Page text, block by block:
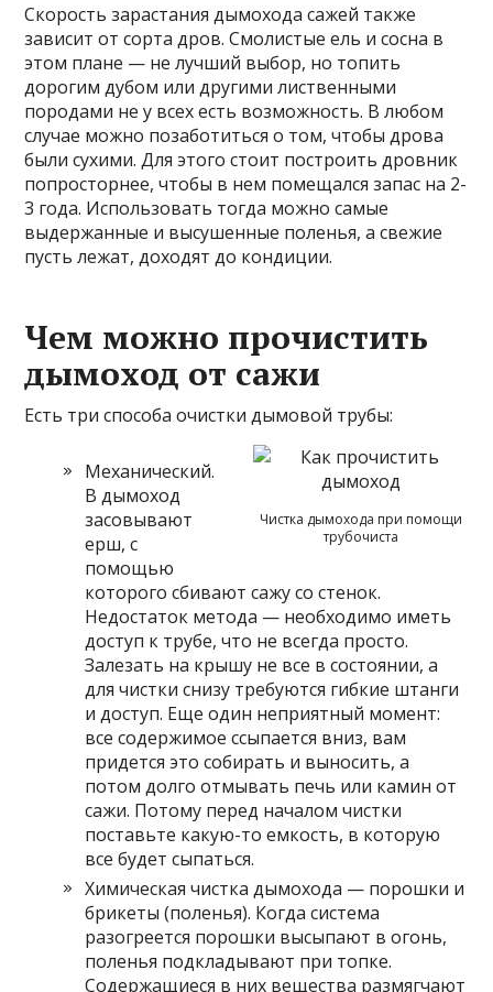
Скорость зарастания дымохода сажей также
зависит от сорта дров. Смолистые ель и сосна в
этом плане — не лучший выбор, но топить
дорогим дубом или другими лиственными
породами не у всех есть возможность. В любом
случае можно позаботиться о том, чтобы дрова
были сухими. Для этого стоит построить дровник
попросторнее, чтобы в нем помещался запас на 2-
3 года. Использовать тогда можно самые
выдержанные и высушенные поленья, а свежие
пусть лежат, доходят до кондиции.
Чем можно прочистить
дымоход от сажи
Есть три способа очистки дымовой трубы:
Чистка дымохода при помощи
трубочиста
Механический.
В дымоход
засовывают
ерш, с
помощью
которого сбивают сажу со стенок.
Недостаток метода — необходимо иметь
доступ к трубе, что не всегда просто.
Залезать на крышу не все в состоянии, а
для чистки снизу требуются гибкие штанги
и доступ. Еще один неприятный момент:
все содержимое ссыпается вниз, вам
придется это собирать и выносить, а
потом долго отмывать печь или камин от
сажи. Потому перед началом чистки
поставьте какую-то емкость, в которую
все будет сыпаться.
Химическая чистка дымохода — порошки и
брикеты (поленья). Когда система
разогреется порошки высыпают в огонь,
поленья подкладывают при топке.
Содержащиеся в них вещества размягчают